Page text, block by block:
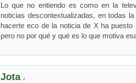
Lo que no entiendo es como en la
noticias descontextualizadas, en todas
hacerte eco de la noticia de X ha puesto
pero no por qué y qué es lo que motiva
Jota↓